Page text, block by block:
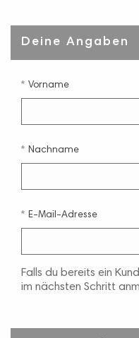
Deine Angaben
Vorname
Nachname
E-Mail-Adresse
Falls du bereits ein
im nächsten Schritt